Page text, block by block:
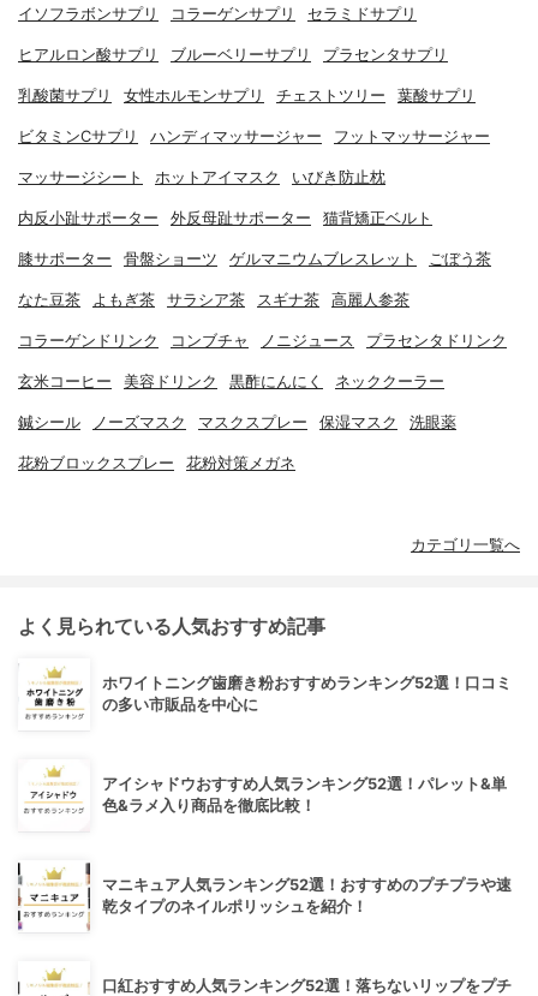
イソフラボンサプリ コラーゲンサプリ セラミドサプリ
ヒアルロン酸サプリ ブルーベリーサプリ プラセンタサプリ
乳酸菌サプリ 女性ホルモンサプリ チェストツリー 葉酸サプリ
ビタミンCサプリ ハンディマッサージャー フットマッサージャー
マッサージシート ホットアイマスク いびき防止枕
内反小趾サポーター 外反母趾サポーター 猫背矯正ベルト
膝サポーター 骨盤ショーツ ゲルマニウムブレスレット ごぼう茶
なた豆茶 よもぎ茶 サラシア茶 スギナ茶 高麗人参茶
コラーゲンドリンク コンブチャ ノニジュース プラセンタドリンク
玄米コーヒー 美容ドリンク 黒酢にんにく ネッククーラー
鍼シール ノーズマスク マスクスプレー 保湿マスク 洗眼薬
花粉ブロックスプレー 花粉対策メガネ
カテゴリ一覧へ
よく見られている人気おすすめ記事
ホワイトニング歯磨き粉おすすめランキング52選！口コミ
の多い市販品を中心に
アイシャドウおすすめ人気ランキング52選！パレット&単
色&ラメ入り商品を徹底比較！
マニキュア人気ランキング52選！おすすめのプチプラや速
乾タイプのネイルポリッシュを紹介！
口紅おすすめ人気ランキング52選！落ちないリップをプチ